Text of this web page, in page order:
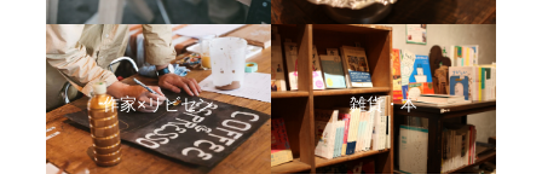
作家×リビセン 雑貨・本